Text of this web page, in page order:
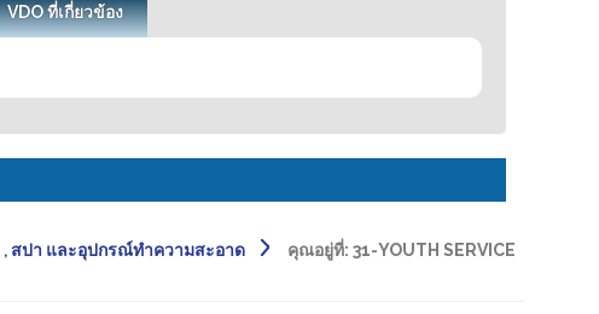
VDO ที่เกี่ยวข้อง
, สปา และอุปกรณ์ทำความสะอาด
คุณอยู่ที่: 31-YOUTH SERVICE